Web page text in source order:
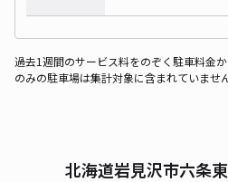
過去1週間のサービス料をのぞく駐車料金
のみの駐車場は集計対象に含まれていません
北海道岩見沢市六条